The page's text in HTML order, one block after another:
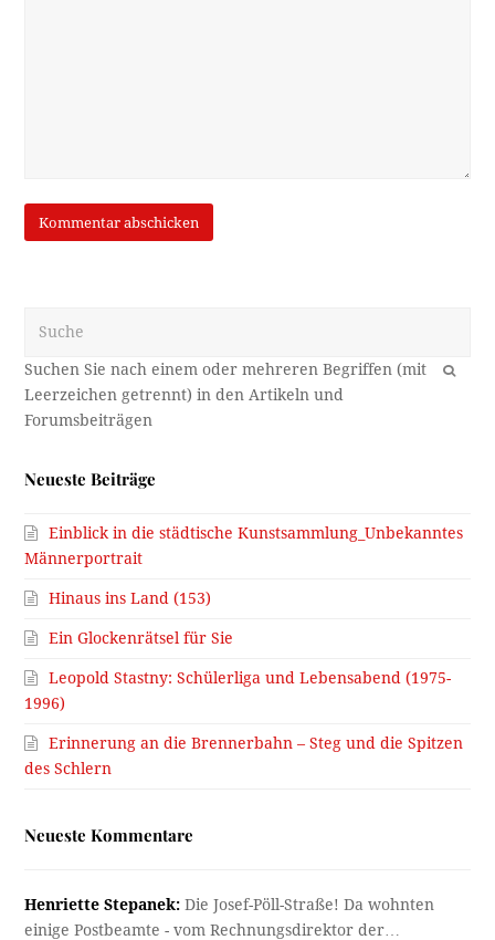
OK
Neueste Beiträge
Einblick in die städtische Kunstsammlung_Unbekanntes
Männerportrait
Hinaus ins Land (153)
Ein Glockenrätsel für Sie
Leopold Stastny: Schülerliga und Lebensabend (1975-
1996)
Erinnerung an die Brennerbahn – Steg und die Spitzen
des Schlern
Neueste Kommentare
Henriette Stepanek: Die Josef-Pöll-Straße! Da wohnten
einige Postbeamte - vom Rechnungsdirektor der…